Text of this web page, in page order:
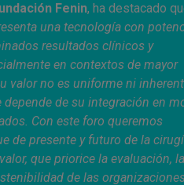
Fenin, ha destacado
una tecnología con
resultados clínicos y
en contextos de mayor
valor no es uniforme ni
de su integración en
Con este foro queremos
de presente y futuro de la
que priorice la evaluación, la
de las